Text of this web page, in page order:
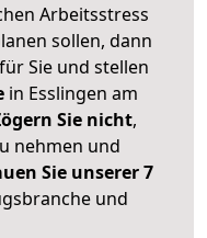
Arbeitsstress
sollen, dann
Sie und stellen
in Esslingen am
Sie nicht,
nehmen und
Sie unserer 7
und